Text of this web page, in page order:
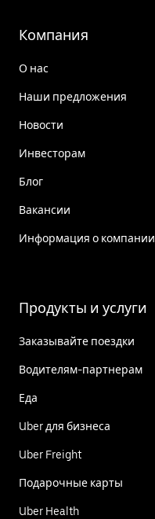
Компания
О нас
Наши предложения
Новости
Инвесторам
Блог
Вакансии
Информация о компании
Продукты и услуги
Заказывайте поездки
Водителям-партнерам
Еда
Uber для бизнеса
Uber Freight
Подарочные карты
Uber Health